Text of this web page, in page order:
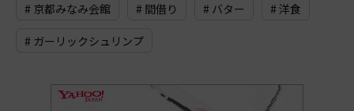
# 京都みなみ会館 # 間借り # バター # 洋食
# ガーリックシュリンプ